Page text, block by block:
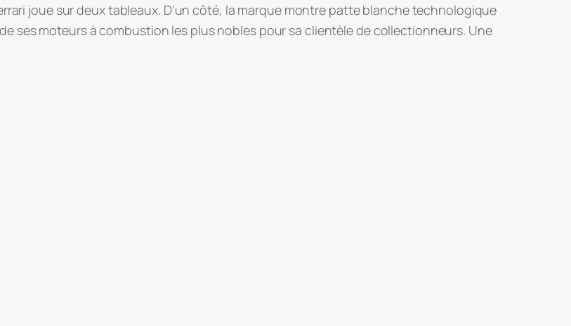
joue sur deux tableaux. D’un côté, la marque montre patte blanche technologique
de ses moteurs à combustion les plus nobles pour sa clientèle de collectionneurs. Une